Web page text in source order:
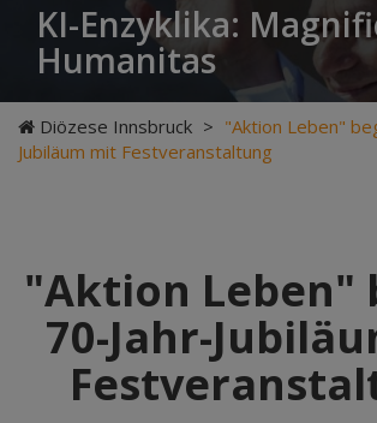
KI-Enzyklika:
Humanitas
Diözese Innsbruck > "Aktion Leben"
Jubiläum mit Festveranstaltung
"Aktion Leben"
70-Jahr-